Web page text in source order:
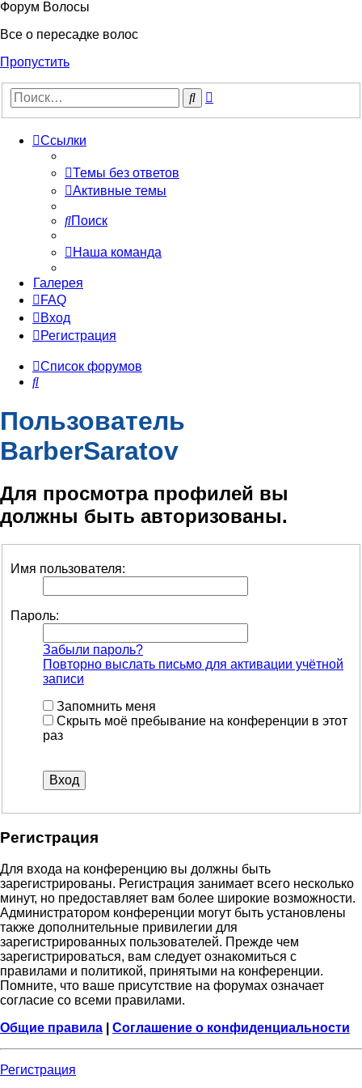
Форум Волосы
Все о пересадке волос
Пропустить
Поиск
Ссылки
Темы без ответов
Активные темы
Поиск
Наша команда
Галерея
FAQ
Вход
Регистрация
Список форумов
Поиск
Пользователь
BarberSaratov
Для просмотра профилей вы
должны быть авторизованы.
Имя пользователя:
Пароль:
Забыли пароль?
Повторно выслать письмо для активации учётной
записи
Запомнить меня
Скрыть моё пребывание на конференции в этот
раз
Регистрация
Для входа на конференцию вы должны быть
зарегистрированы. Регистрация занимает всего несколько
минут, но предоставляет вам более широкие возможности.
Администратором конференции могут быть установлены
также дополнительные привилегии для
зарегистрированных пользователей. Прежде чем
зарегистрироваться, вам следует ознакомиться с
правилами и политикой, принятыми на конференции.
Помните, что ваше присутствие на форумах означает
согласие со всеми правилами.
Общие правила
Соглашение о конфиденциальности
Регистрация